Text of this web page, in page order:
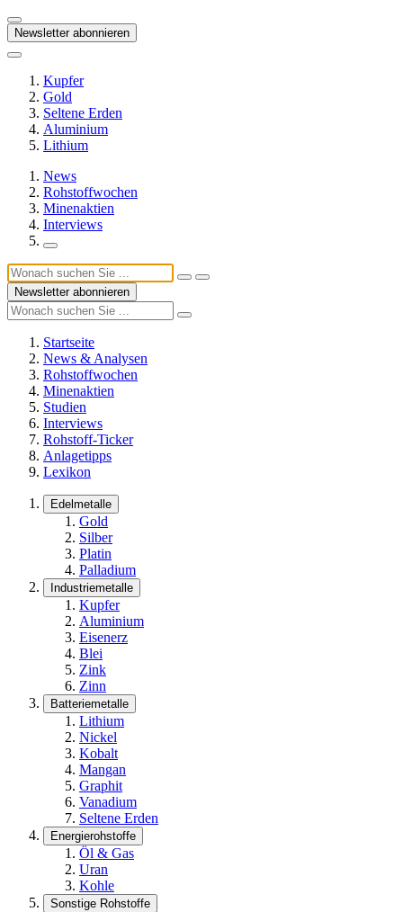
Newsletter abonnieren
Kupfer
Gold
Seltene Erden
Aluminium
Lithium
News
Rohstoffwochen
Minenaktien
Interviews
Newsletter abonnieren
Startseite
News & Analysen
Rohstoffwochen
Minenaktien
Studien
Interviews
Rohstoff-Ticker
Anlagetipps
Lexikon
Edelmetalle
Gold
Silber
Platin
Palladium
Industriemetalle
Kupfer
Aluminium
Eisenerz
Blei
Zink
Zinn
Batteriemetalle
Lithium
Nickel
Kobalt
Mangan
Graphit
Vanadium
Seltene Erden
Energierohstoffe
Öl & Gas
Uran
Kohle
Sonstige Rohstoffe